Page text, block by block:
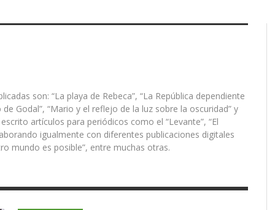
PARA EL
DE LA GUERRA CONTRA
FERRARI 28/07/2026
LA OTAN DE LOS MERCADERES
SERGIO FERRARI,
A ANNETTE FALCÓN
, 22/05/2026
ENTREVISTA A EDWIN ORTÍZ,
PRESIDENTE DE LA INICIATIVA
NACIONAL PUERTO RICO Y
REDACCIÓN
EL PUEBLO: UNA
LEGISLATIVA DE UNA
PARA EL FUTURO
DE PUERTO RICO (II)
QUE DECIDA EL PUEBLO: UNA
INICIATIVA LEGISLATIVA DE
COALICIÓN PARA EL FUTURO
POLÍTICO DE PUERTO RICO (I)
ROJO
JAVIER AGUILERA FRAGOSO,
LA EXPERIENCIA DE SER
(XI)
ONG OTROMUNDOESPOSIBLE 23/
MÁS DE 160 PAÍSES
EN UNA
GLOBAL DEL
TURISMO DEL CARIBE EN
2026
CARLOS GARCÍA GUERRERO 10/
SOLAR
CARDOZO, 29/06/2026
LA CUARTA OLA: LA ERA DEL
EL NACIMIENTO DEL
LENIN CARDOZO, 10/06/2026
son: “La playa de Rebeca”, “La República dependiente
Godal”, “Mario y el reflejo de la luz sobre la oscuridad” y
artículos para periódicos como el “Levante”, “El
igualmente con diferentes publicaciones digitales
mundo es posible”, entre muchas otras.